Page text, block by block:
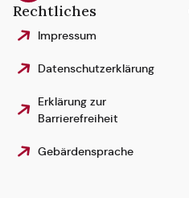
Rechtliches
Impressum
Datenschutzerklärung
Erklärung zur
Barrierefreiheit
Gebärdensprache